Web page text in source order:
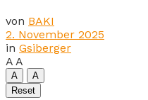
von BAKI
2. November 2025
in Gsiberger
A A
A
A
Reset